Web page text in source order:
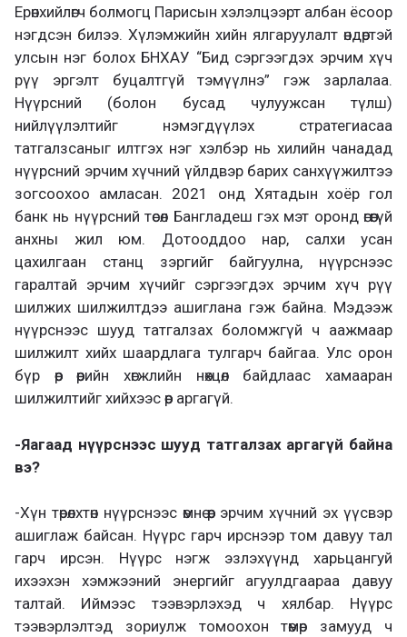
Ерөнхийлөгч болмогц Парисын хэлэлцээрт албан ёсоор
нэгдсэн билээ. Хүлэмжийн хийн ялгаруулалт өндөртэй
улсын нэг болох БНХАУ “Бид сэргээгдэх эрчим хүч
рүү эргэлт буцалтгүй тэмүүлнэ” гэж зарлалаа.
Нүүрсний (болон бусад чулуужсан түлш)
нийлүүлэлтийг нэмэгдүүлэх стратегиасаа
татгалзсаныг илтгэх нэг хэлбэр нь хилийн чанадад
нүүрсний эрчим хүчний үйлдвэр барих санхүүжилтээ
зогсоохоо амласан. 2021 онд Хятадын хоёр гол
банк нь нүүрсний төсөл Бангладеш гэх мэт оронд өгөөгүй
анхны жил юм. Дотооддоо нар, салхи усан
цахилгаан станц зэргийг байгуулна, нүүрснээс
гаралтай эрчим хүчийг сэргээгдэх эрчим хүч рүү
шилжих шилжилтдээ ашиглана гэж байна. Мэдээж
нүүрснээс шууд татгалзах боломжгүй ч аажмаар
шилжилт хийх шаардлага тулгарч байгаа. Улс орон
бүр өөр өөрийн хөгжлийн нөхцөл байдлаас хамааран
шилжилтийг хийхээс өөр аргагүй.
-Яагаад нүүрснээс шууд татгалзах аргагүй байна
вэ?
-Хүн төрөлхтөн нүүрснээс өмнө өөр эрчим хүчний эх үүсвэр
ашиглаж байсан. Нүүрс гарч ирснээр том давуу тал
гарч ирсэн. Нүүрс нэгж эзлэхүүнд харьцангуй
ихээхэн хэмжээний энергийг агуулдгаараа давуу
талтай. Иймээс тээвэрлэхэд ч хялбар. Нүүрс
тээвэрлэлтэд зориулж томоохон төмөр замууд ч